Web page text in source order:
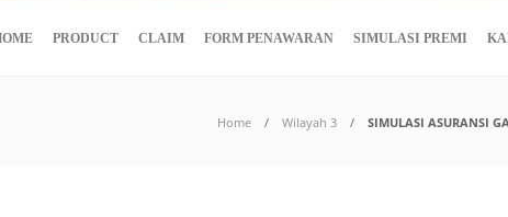
PRODUCT CLAIM FORM PENAWARAN SIMULASI PREMI
Home Wilayah 3 SIMULASI ASURANSI